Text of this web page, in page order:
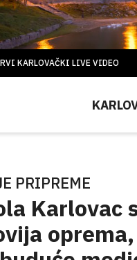
KARLOVAČKI LIVE VIDEO
PRIPREME
Karlovac